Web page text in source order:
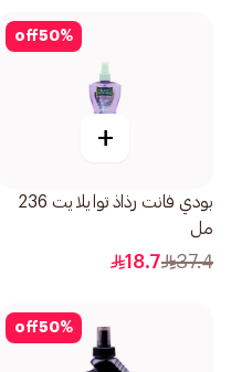
50%
off
+
بودي فانت رذاذ توايلايت 236
مل
37.4
18.7
50%
off